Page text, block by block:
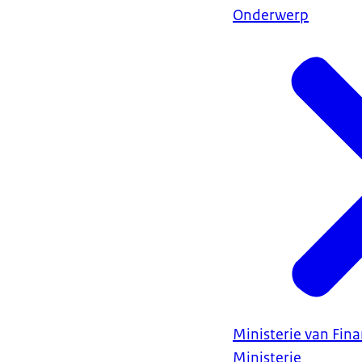
Onderwerp
Ministerie van